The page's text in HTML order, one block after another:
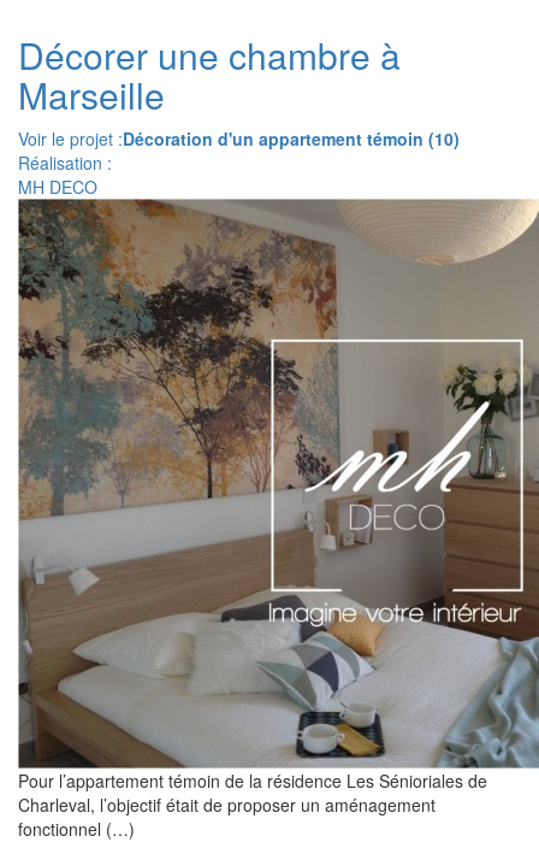
Décorer une chambre à
Marseille
Voir le projet :Décoration d'un appartement témoin (10)
Réalisation :
MH DECO
Pour l’appartement témoin de la résidence Les Sénioriales de
Charleval, l’objectif était de proposer un aménagement
fonctionnel (…)